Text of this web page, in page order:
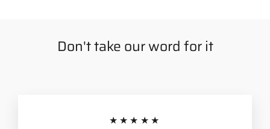
Don't take our word for it
★★★★★